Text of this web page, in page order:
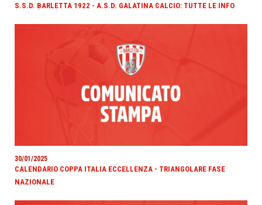
S.S.D. BARLETTA 1922 - A.S.D. GALATINA CALCIO: TUTTE LE INFO
30/01/2025
CALENDARIO COPPA ITALIA ECCELLENZA - TRIANGOLARE FASE
NAZIONALE